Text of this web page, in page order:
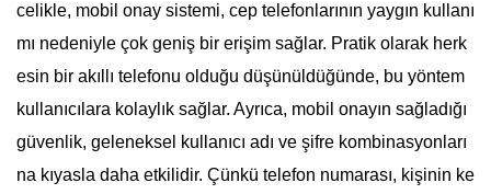
celikle, mobil onay sistemi, cep telefonlarının yaygın kullanı
mı nedeniyle çok geniş bir erişim sağlar. Pratik olarak herk
esin bir akıllı telefonu olduğu düşünüldüğünde, bu yöntem
kullanıcılara kolaylık sağlar. Ayrıca, mobil onayın sağladığı
güvenlik, geleneksel kullanıcı adı ve şifre kombinasyonları
na kıyasla daha etkilidir. Çünkü telefon numarası, kişinin ke